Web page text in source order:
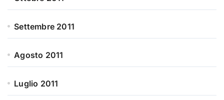
Settembre 2011
Agosto 2011
Luglio 2011